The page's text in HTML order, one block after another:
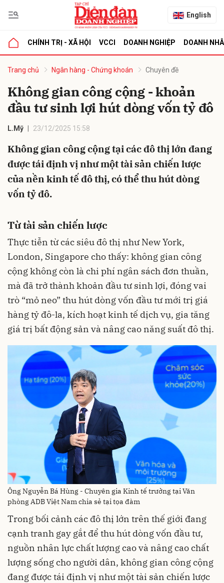
English
CHÍNH TRỊ - XÃ HỘI VCCI DOANH NGHIỆP DOANH
Trang chủ Ngân hàng - Chứng khoán Chuyên đề
Không gian công cộng - khoản
đầu tư sinh lợi hút dòng vốn tỷ đô
L.Mỹ 23/12/2025 15:58
Không gian công cộng tại các đô thị lớn đang
được tái định vị như một tài sản chiến lược
của nền kinh tế đô thị, có thể thu hút dòng
vốn tỷ đô.
Từ tài sản chiến lược
Thực tiễn từ các siêu đô thị như New York,
London, Singapore cho thấy: không gian công
cộng không còn là chi phí ngân sách đơn thuần,
mà đã trở thành khoản đầu tư sinh lợi, đóng vai
trò “mỏ neo” thu hút dòng vốn đầu tư mới trị giá
hàng tỷ đô-la, kích hoạt kinh tế dịch vụ, gia tăng
giá trị bất động sản và nâng cao năng suất đô thị.
Ông Nguyễn Bá Hùng - Chuyên gia Kinh tế trưởng tại Văn
phòng ADB Việt Nam chia sẻ tại tọa đàm
Trong bối cảnh các đô thị lớn trên thế giới đang
cạnh tranh gay gắt để thu hút dòng vốn đầu tư,
nguồn nhân lực chất lượng cao và nâng cao chất
lượng sống cho người dân, không gian công cộng
đang được tái định vị như một tài sản chiến lược
luận
Hủy